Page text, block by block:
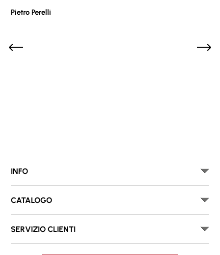
Pietro Perelli
INFO
CATALOGO
SERVIZIO CLIENTI